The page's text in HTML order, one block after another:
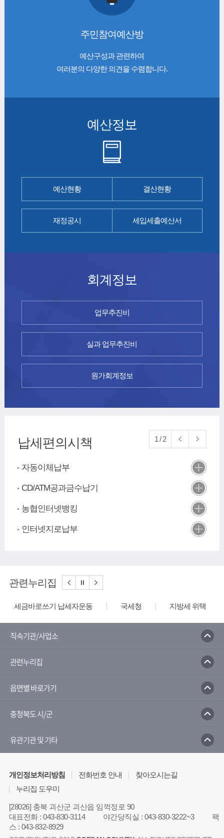
주민참여예산방
예산구성과 관련하여
여러분의 다양한 의견을 수렴합니다.
예산정보
예산현황 결산현황
재정공시 세입세출예산서
회계정보
업무추진비
실과 업무추진비
원가회계정보
납세편의시책
신용카드납부
가상계좌납부
자동이체납부
CD/ATM공과금수납기
농협인터넷뱅킹
인터넷지로납부
자동차세연납신청
인터넷지로납부
1 /2
관련누리집
세금바로쓰기 납세자운동 국세청 지방세 위택스
직속기관/사업소
관련누리집
읍면별 바로가기
충청북도 시/군
유관기관 및 기타
개인정보처리방침 전화번호 안내
찾아오시는길
누리집 도우미
[28026] 충북 괴산군 괴산읍 임꺽정로 90
대표전화:043-830-3114 야간당직실 : 043-830-3222~3
팩
스 : 043-832-8929